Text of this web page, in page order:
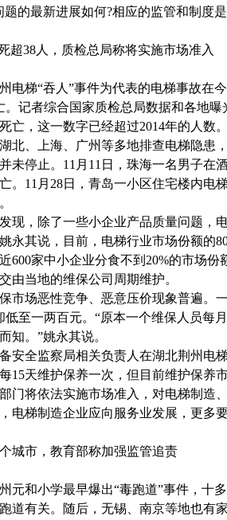
题的最新进展如何?相应的监管和制度
超38人，质检总局称将实施市场准入
电梯“吞人 ”事件为代表的电梯事故在
。记者综合国家质检总局数据和各地
亡，这一数字已经超过2014年的人数。
、上海、广州等多地排查电梯隐患
未停止。 11 月 11 日，珠海一名男子在
。 11 月 28日，青岛一小区住宅楼内电
，除了一些小企业产品质量问题，
永其说，目前，电梯行业市场份额的
600家中小企业分食不到 20%的市场份
由当地的维保公司周期维护。
场恶性竞争、恶意压价现象普遍。一
至一两百元。 “原本一个维保人员每
知。 ”姚永其说。
全监察局相关负责人在湖北荆州电
15天维护保养一次，但目前维护保养
将依法实施市场准入，对电梯制造
电梯制造企业应向服务业发展，更多
个城市，教育部称加强监管追责
元和小学最早爆出“毒跑道”事件，十
道有关。随后，无锡、南京等地也有